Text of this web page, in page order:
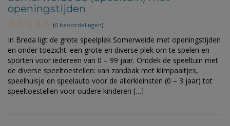
openingstijden
(0 beoordelingen)
In Breda ligt de grote speelplek Somerweide met openingstijden
en onder toezicht: een grote en diverse plek om te spelen en
sporten voor iedereen van 0 – 99 jaar. Ontdek de speeltuin met
de diverse speeltoestellen: van zandbak met klimpaaltjes,
speelhuisje en speelauto voor de allerkleinsten (0 – 3 jaar) tot
speeltoestellen voor oudere kinderen […]